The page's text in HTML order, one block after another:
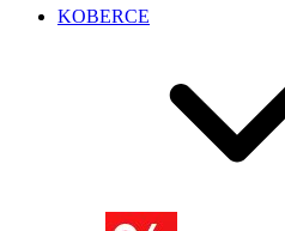
KOBERCE